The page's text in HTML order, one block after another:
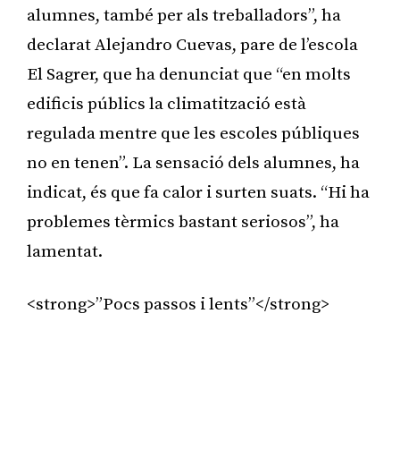
alumnes, també per als treballadors”, ha
declarat Alejandro Cuevas, pare de l’escola
El Sagrer, que ha denunciat que “en molts
edificis públics la climatització està
regulada mentre que les escoles públiques
no en tenen”. La sensació dels alumnes, ha
indicat, és que fa calor i surten suats. “Hi ha
problemes tèrmics bastant seriosos”, ha
lamentat.
<strong>”Pocs passos i lents”</strong>